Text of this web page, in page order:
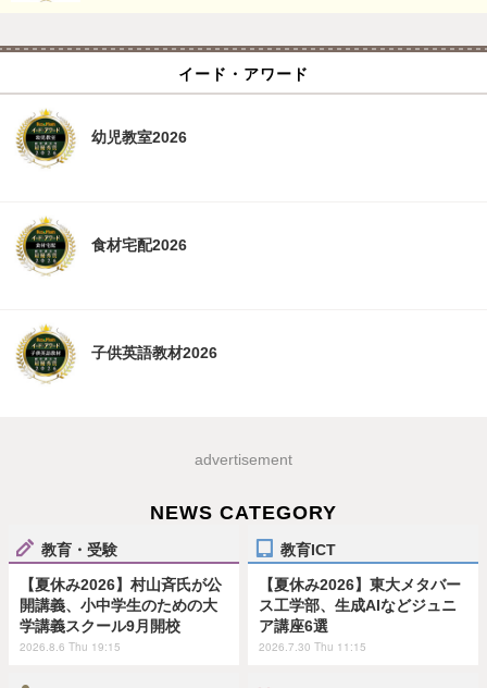
イード・アワード
幼児教室2026
食材宅配2026
子供英語教材2026
advertisement
NEWS CATEGORY
教育・受験
【夏休み2026】村山斉氏が公
開講義、小中学生のための大
学講義スクール9月開校
2026.8.6 Thu 19:15
教育ICT
【夏休み2026】東大メタバー
ス工学部、生成AIなどジュニ
ア講座6選
2026.7.30 Thu 11:15